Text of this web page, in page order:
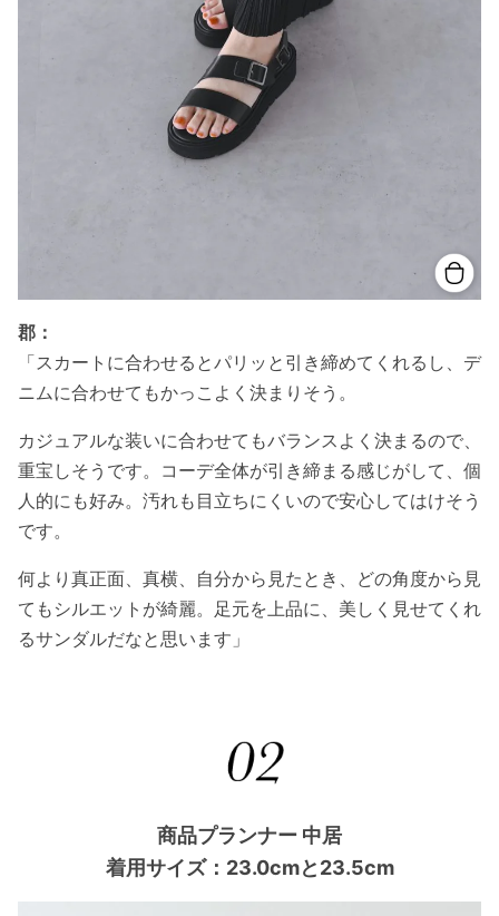
郡：
「スカートに合わせるとパリッと引き締めてくれるし、デ
ニムに合わせてもかっこよく決まりそう。
カジュアルな装いに合わせてもバランスよく決まるので、
重宝しそうです。コーデ全体が引き締まる感じがして、個
人的にも好み。汚れも目立ちにくいので安心してはけそう
です。
何より真正面、真横、自分から見たとき、どの角度から見
てもシルエットが綺麗。足元を上品に、美しく見せてくれ
るサンダルだなと思います」
商品プランナー 中居
着用サイズ：23.0cmと23.5cm